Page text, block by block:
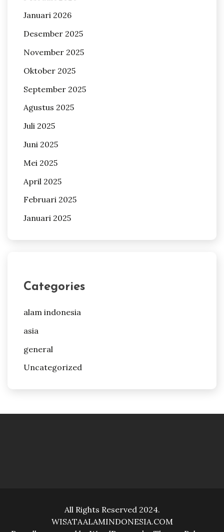
Januari 2026
Desember 2025
November 2025
Oktober 2025
September 2025
Agustus 2025
Juli 2025
Juni 2025
Mei 2025
April 2025
Februari 2025
Januari 2025
Categories
alam indonesia
asia
general
Uncategorized
All Rights Reserved 2024.
WISATAALAMINDONESIA.COM